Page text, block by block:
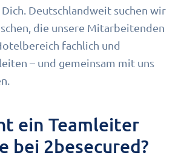
Deutschlandweit suchen wir
die unsere Mitarbeitenden
fachlich und
– und gemeinsam mit uns
ein Teamleiter
bei 2besecured?